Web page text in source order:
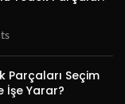
Parçaları Seçim
İşe Yarar?